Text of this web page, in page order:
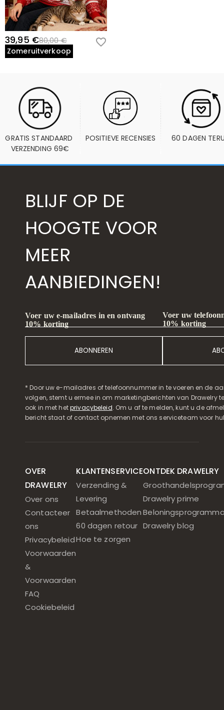
39,95 €80,00 €
Zomeruitverkoop
GRATIS STANDAARD
VERZENDING 69€
POSITIEVE RECENSIES 60 DAGEN
BLIJF OP DE
HOOGTE VOOR
MEER
AANBIEDINGEN!
Voer uw e-mailadres in en ontvang
10% korting
ABONNEREN
Voer uw
10% korting
* Door uw e-mailadres of telefoonnummer in te voeren en de
volgen, stemt u ermee in om marketingberichten van Drawelry
ook in met hetprivacybeleid. Om u af te melden, kunt u de
bericht staat of contact opnemen met ons serviceteam voor
OVER
DRAWELRY
Over ons
Contacteer
ons
Privacybeleid
Voorwaarden
&
Voorwaarden
FAQ
Cookiebeleid
KLANTENSERVICE
Verzending &
Levering
Betaalmethoden
60 dagen retour
Hoe te zorgen
ONTDEK DRAWELRY
Drawelry prime
Drawelry blog